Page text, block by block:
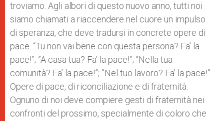
troviamo. Agli albori di questo nuovo anno, tutti noi
siamo chiamati a riaccendere nel cuore un impulso
di speranza, che deve tradursi in concrete opere di
pace. “Tu non vai bene con questa persona? Fa’ la
pace!”; ”A casa tua? Fa’ la pace!”; “Nella tua
comunità? Fa’ la pace!”; ”Nel tuo lavoro? Fa’ la pace!”.
Opere di pace, di riconciliazione e di fraternità.
Ognuno di noi deve compiere gesti di fraternità nei
confronti del prossimo, specialmente di coloro che